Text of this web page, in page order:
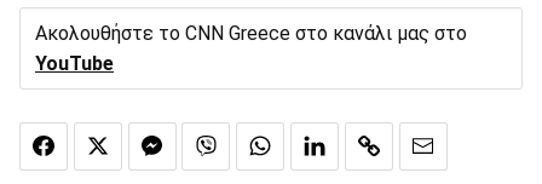
Ακολουθήστε το CNN Greece στο κανάλι μας στο
YouTube